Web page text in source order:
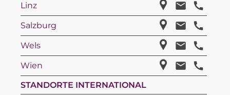
Linz
Salzburg
Wels
Wien
STANDORTE INTERNATIONAL